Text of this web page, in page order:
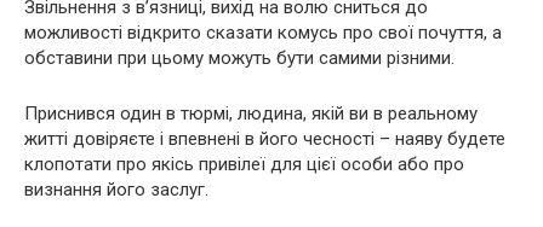
Звільнення з в’язниці, вихід на волю сниться до
можливості відкрито сказати комусь про свої почуття, а
обставини при цьому можуть бути самими різними.
Приснився один в тюрмі, людина, якій ви в реальному
житті довіряєте і впевнені в його чесності – наяву будете
клопотати про якісь привілеї для цієї особи або про
визнання його заслуг.